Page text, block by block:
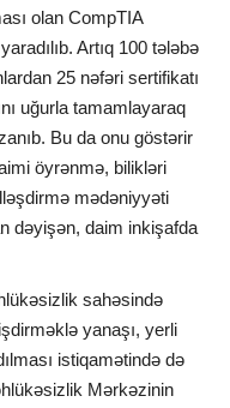
olan CompTIA
Artıq 100 tələbə
25 nəfəri sertifikatı
uğurla tamamlayaraq
Bu da onu göstərir
öyrənmə, bilikləri
mədəniyyəti
dəyişən, daim inkişafda
sahəsində
yanaşı, yerli
istiqamətində də
Mərkəzinin